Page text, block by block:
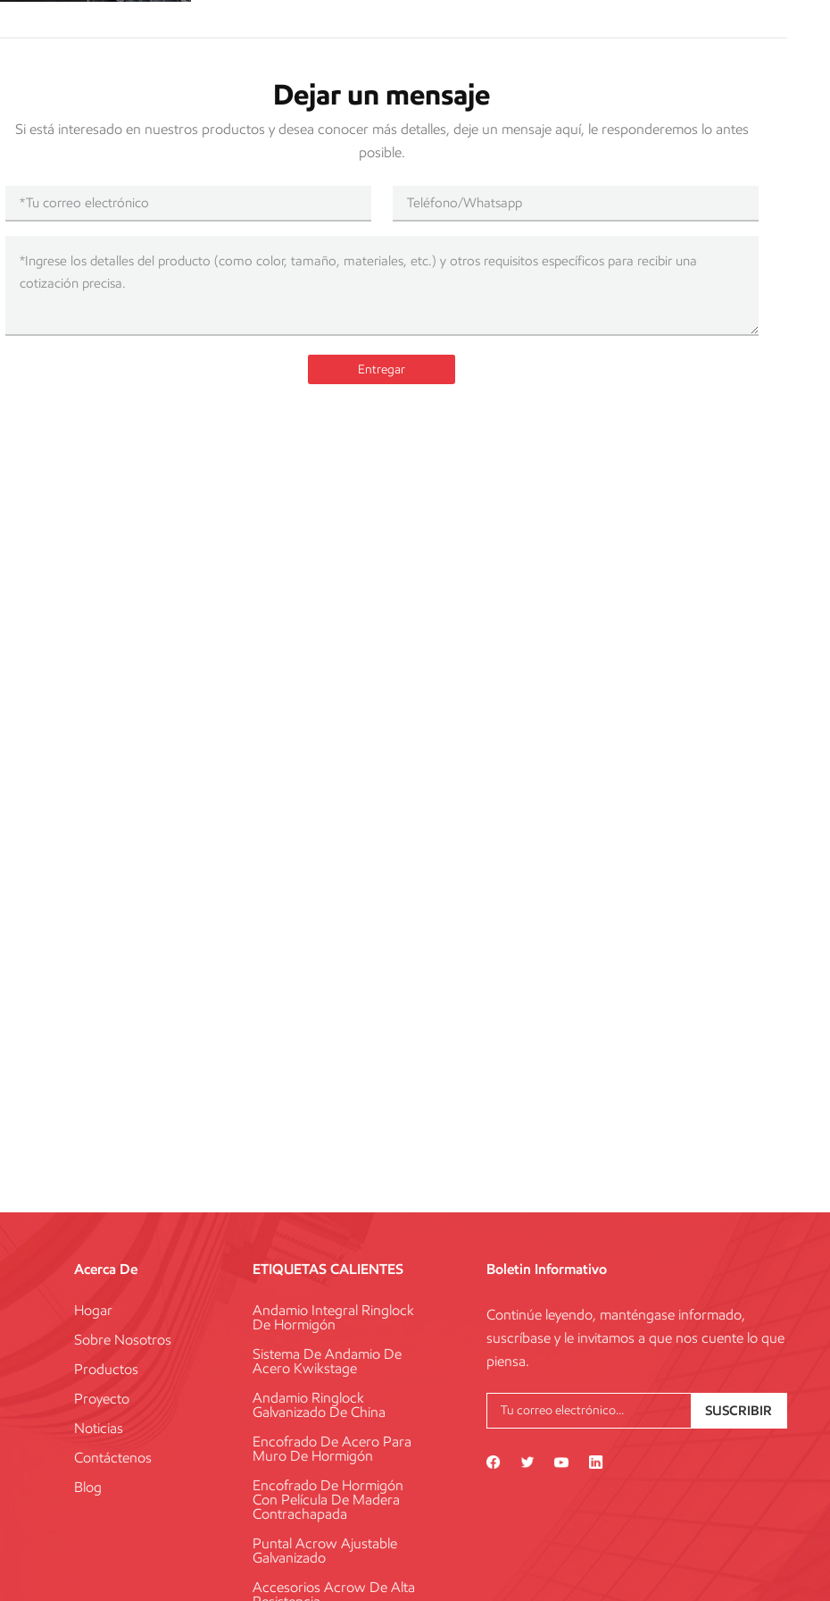
Dejar un mensaje
Si está interesado en nuestros productos y desea conocer más detalles, deje un mensaje aquí, le responderemos lo antes
posible.
Entregar
Acerca De
Hogar
Sobre Nosotros
Productos
Proyecto
Noticias
Contáctenos
Blog
ETIQUETAS CALIENTES
Andamio Integral Ringlock
De Hormigón
Sistema De Andamio De
Acero Kwikstage
Andamio Ringlock
Galvanizado De China
Encofrado De Acero Para
Muro De Hormigón
Encofrado De Hormigón
Con Película De Madera
Contrachapada
Puntal Acrow Ajustable
Galvanizado
Accesorios Acrow De Alta
Boletin Informativo
Continúe leyendo, manténgase informado,
suscríbase y le invitamos a que nos cuente lo que
piensa.
SUSCRIBIR